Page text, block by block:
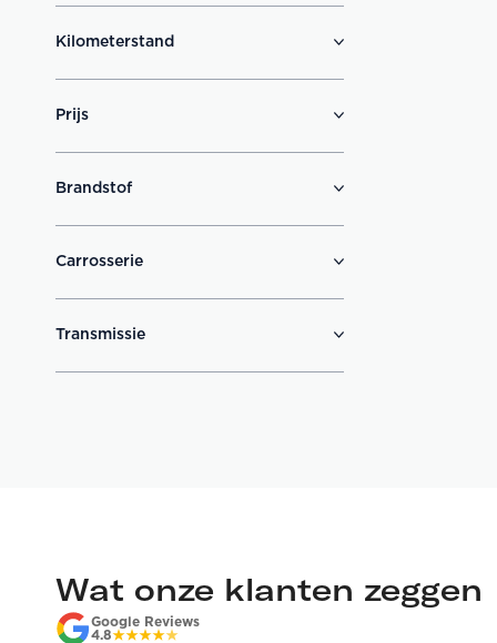
Kilometerstand
Prijs
Brandstof
Carrosserie
Transmissie
Wat onze klanten zeggen
Google Reviews
4.8